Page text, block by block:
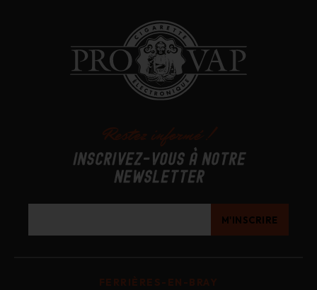
Restez informé !
Inscrivez-vous à notre
newsletter
FERRIÈRES-EN-BRAY